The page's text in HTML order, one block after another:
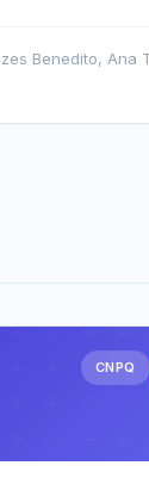
Benedito,
CNPQ